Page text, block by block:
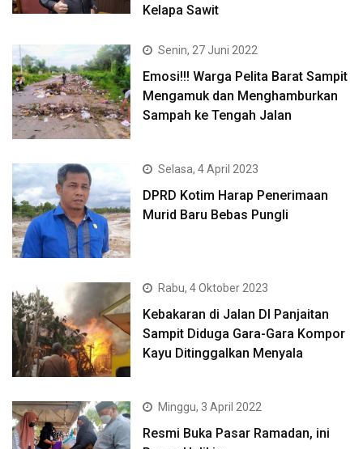
Kelapa Sawit
Senin, 27 Juni 2022
Emosi!!! Warga Pelita Barat Sampit
Mengamuk dan Menghamburkan
Sampah ke Tengah Jalan
Selasa, 4 April 2023
DPRD Kotim Harap Penerimaan
Murid Baru Bebas Pungli
Rabu, 4 Oktober 2023
Kebakaran di Jalan DI Panjaitan
Sampit Diduga Gara-Gara Kompor
Kayu Ditinggalkan Menyala
Minggu, 3 April 2022
Resmi Buka Pasar Ramadan, ini